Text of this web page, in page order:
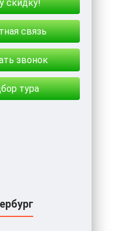
скидку!
связь
звонок
тура